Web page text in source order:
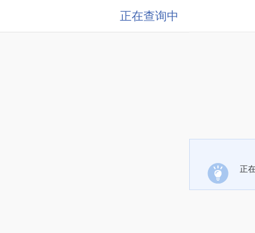
正在查询中
正